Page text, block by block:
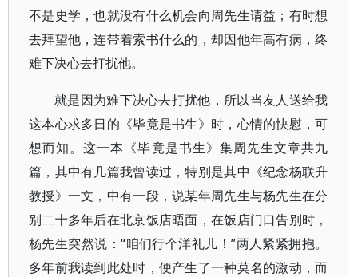
不是史学，也就没有什么机会向周先生请益；有时想
去拜望他，连带着索书什么的，却因他年高有病，终
难下决心去打扰他。
就是因为难下决心去打扰他，所以当友人送给我
这本心求多日的《毕竟是书生》时，心情的快慰，可
想而知。这一本《毕竟是书生》集周先生文章共九
篇，其中有几篇我曾读过，特别是其中《纪念杨联升
教授》一文，中有一段，说某年周先生与杨先生在分
别二十多年后在北京饭店晤面，在饭店门口告别时，
杨先生突然说：“咱们行个洋礼儿！”两人紧紧拥抱。
多年前我读到此处时，便产生了一种莫名的激动，而